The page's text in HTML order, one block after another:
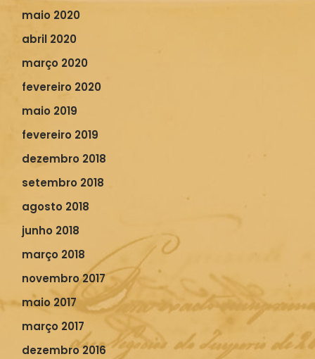
maio 2020
abril 2020
março 2020
fevereiro 2020
maio 2019
fevereiro 2019
dezembro 2018
setembro 2018
agosto 2018
junho 2018
março 2018
novembro 2017
maio 2017
março 2017
dezembro 2016